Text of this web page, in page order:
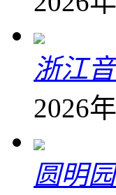
浙江
2026
圆明